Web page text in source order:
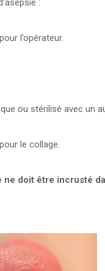
:
l’opérateur.
ou stérilisé avec un
le collage.
ne doit être incrusté